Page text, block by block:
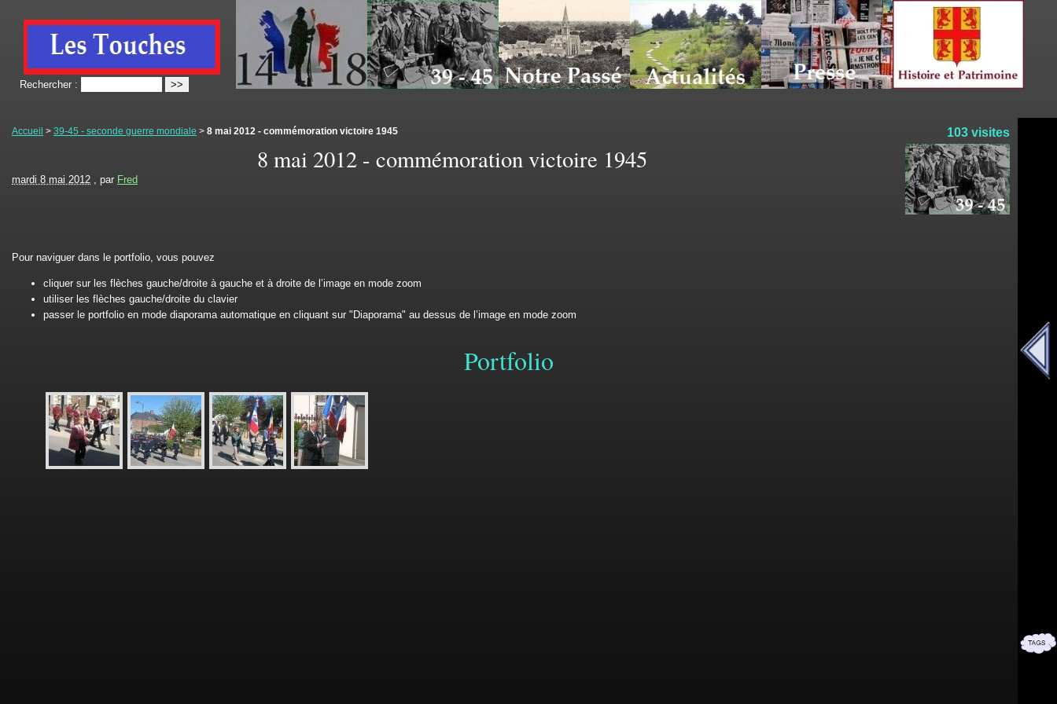
Rechercher :
Accueil > 39-45 - seconde guerre mondiale > 8 mai 2012 - commémoration victoire 1945 103 visites
8 mai 2012 - commémoration victoire 1945
mardi 8 mai 2012 , par Fred
Pour naviguer dans le portfolio, vous pouvez
cliquer sur les flèches gauche/droite à gauche et à droite de l’image en mode zoom
utiliser les flèches gauche/droite du clavier
passer le portfolio en mode diaporama automatique en cliquant sur "Diaporama" au dessus de l’image en mode zoom
Portfolio